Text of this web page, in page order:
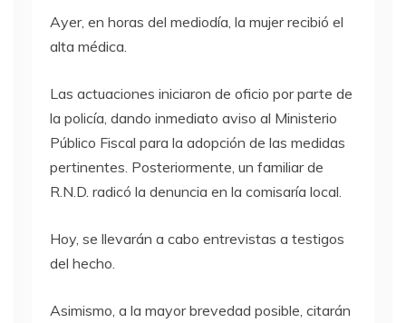
Ayer, en horas del mediodía, la mujer recibió el
alta médica.
Las actuaciones iniciaron de oficio por parte de
la policía, dando inmediato aviso al Ministerio
Público Fiscal para la adopción de las medidas
pertinentes. Posteriormente, un familiar de
R.N.D. radicó la denuncia en la comisaría local.
Hoy, se llevarán a cabo entrevistas a testigos
del hecho.
Asimismo, a la mayor brevedad posible, citarán